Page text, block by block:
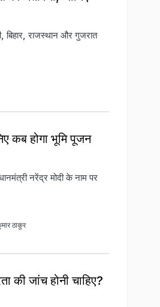
राजस्थान और गुजरात
कब होगा भूमि पूजन
नरेंद्र मोदी के नाम पर
ठाकुर
की जांच होनी चाहिए?